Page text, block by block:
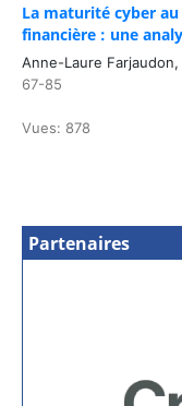
La maturité cyber
financière : une
Anne-Laure
67-85
Vues: 878
Partenaires